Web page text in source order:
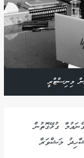
މިނިސްޓްރީ
ގުޅޭގޮތުން
މަޝްވަރާ